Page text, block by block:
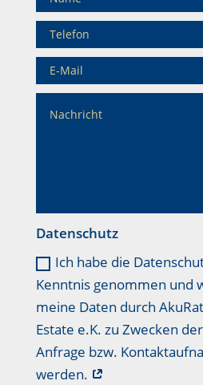
Datenschutz
Ich habe die
Kenntnis genommen und
meine Daten durch
Estate e.K. zu Zwecken
Anfrage bzw.
werden.